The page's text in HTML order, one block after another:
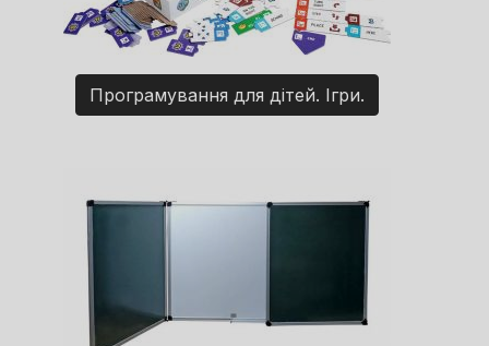
Програмування для дітей. Ігри.